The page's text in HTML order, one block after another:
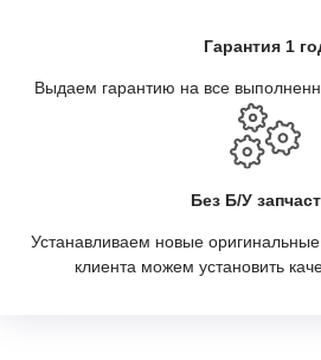
Гарантия 1
Выдаем гарантию на все
Без Б/У
Устанавливаем новые
клиента можем установить